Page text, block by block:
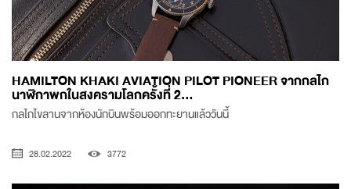
HAMILTON KHAKI AVIATION PILOT PIONEER จากกลไก
นาฬิกาพกในสงครามโลกครั้งที่ 2...
กลไกไขลานจากห้องนักบินพร้อมออกทะยานแล้ววันนี้
28.02.2022 3772